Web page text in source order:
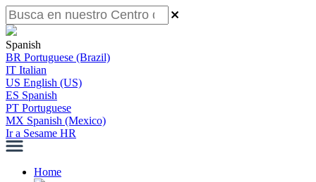
Spanish
BR Portuguese (Brazil)
IT Italian
US English (US)
ES Spanish
PT Portuguese
MX Spanish (Mexico)
Ir a Sesame HR
Home